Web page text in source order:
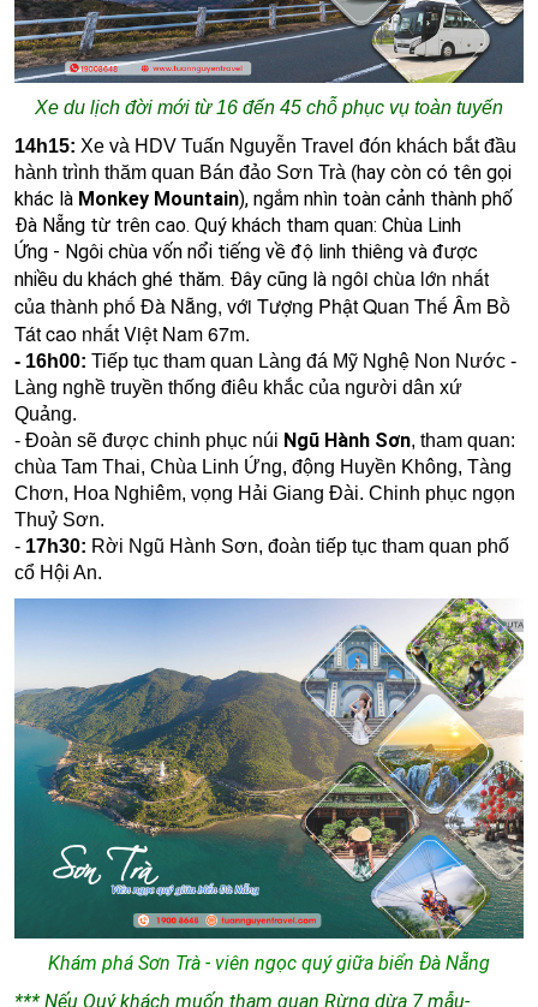
Xe du lịch đời mới từ 16 đến 45 chỗ phục vụ toàn tuyến
14h15: Xe và HDV Tuấn Nguyễn Travel đón khách bắt đầu
hành trình thăm quan Bán đảo Sơn Trà (hay còn có tên gọi
khác là Monkey Mountain),ngắm nhìn toàn cảnh thành phố
Đà Nẵng từ trên cao. Quý khách tham quan:Chùa Linh
Ứng - Ngôi chùa vốn nổi tiếng về độ linh thiêng và được
nhiều du khách ghé thăm. Đây cũng là ngôi chùa lớn nhất
của thành phố Đà Nẵng, với Tượng Phật Quan Thế Âm Bồ
Tát cao nhất Việt Nam 67m.
- 16h00: Tiếp tục tham quan Làng đá Mỹ Nghệ Non Nước-
Làng nghề truyền thống điêu khắc của người dân xứ
Quảng.
- Đoàn sẽ được chinh phục núi Ngũ Hành Sơn, tham quan:
chùa Tam Thai, Chùa Linh Ứng, động Huyền Không, Tàng
Chơn, Hoa Nghiêm, vọng Hải Giang Đài. Chinh phục ngọn
Thuỷ Sơn.
- 17h30: Rời Ngũ Hành Sơn, đoàn tiếp tục tham quan phố
cổ Hội An.
Khám phá Sơn Trà - viên ngọc quý giữa biển Đà Nẵng
*** Nếu Quý khách muốn tham quan Rừng dừa 7 mẫu-